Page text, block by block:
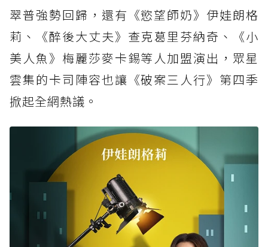
翠普強勢回歸，還有《慾望師奶》伊娃朗格
莉、《醉後大丈夫》查克葛里芬納奇、《小
美人魚》梅麗莎麥卡錫等人加盟演出，眾星
雲集的卡司陣容也讓《破案三人行》第四季
掀起全網熱議。